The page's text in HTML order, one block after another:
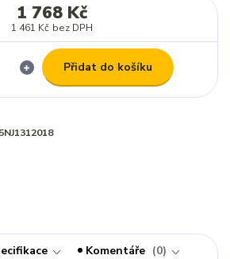
1 768 Kč
1 461 Kč bez DPH
Přidat do košíku
Komentáře
0